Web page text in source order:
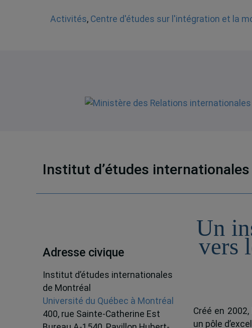
Activités, Centre d'études sur l'intégration et la
Institut d’études
Adresse civique
Institut d’études internationales
de Montréal
Université du Québec à Montréal
400, rue Sainte-Catherine Est
Un
vers
Créé en
un pôle